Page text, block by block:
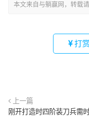
本文来自与躺赢网，转载
打赏
上一篇
刚开打造时四阶装刀兵需